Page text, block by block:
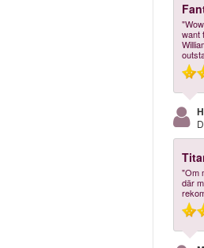
want
"Om
där